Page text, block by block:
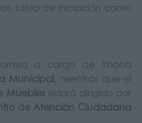
tanto de iniciación como
a cargo de Yoana
Municipal , mientras que el
Mueblesestará dirigido por
de Atención Ciudadana